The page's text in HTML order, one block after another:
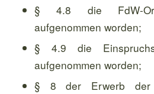
§ 4.8 die FdW-
aufgenommen worden;
§ 4.9 die
aufgenommen worden;
§ 8 der Erwerb der